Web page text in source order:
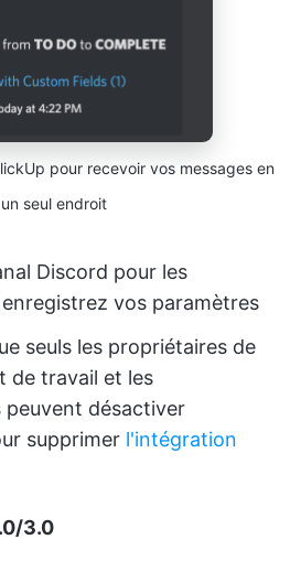
pour recevoir vos messages en
un seul endroit
Discord pour les
vos paramètres
seuls les propriétaires de
de travail et les
peuvent désactiver
supprimer l'intégration
3.0